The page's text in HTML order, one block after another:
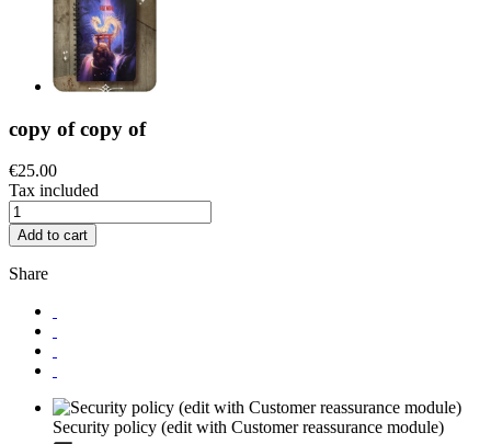
copy of copy of
€25.00
Tax included
Add to cart
Share
Security policy (edit with Customer reassurance module)